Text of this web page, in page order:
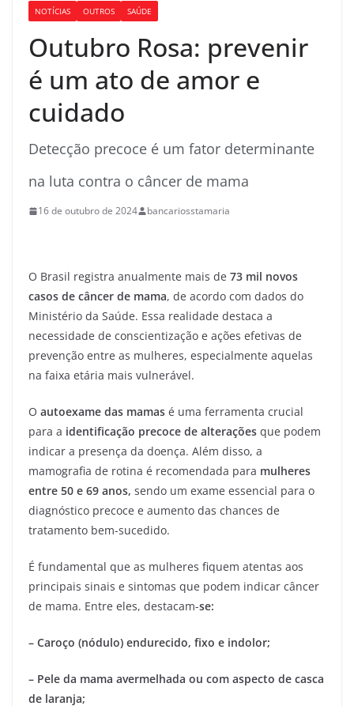
NOTÍCIAS OUTROS SAÚDE
Outubro Rosa: prevenir
é um ato de amor e
cuidado
Detecção precoce é um fator determinante
na luta contra o câncer de mama
16 de outubro de 2024 bancariosstamaria
O Brasil registra anualmente mais de 73 mil novos
casos de câncer de mama, de acordo com dados do
Ministério da Saúde. Essa realidade destaca a
necessidade de conscientização e ações efetivas de
prevenção entre as mulheres, especialmente aquelas
na faixa etária mais vulnerável.
O autoexame das mamas é uma ferramenta crucial
para a identificação precoce de alterações que podem
indicar a presença da doença. Além disso, a
mamografia de rotina é recomendada para mulheres
entre 50 e 69 anos, sendo um exame essencial para o
diagnóstico precoce e aumento das chances de
tratamento bem-sucedido.
É fundamental que as mulheres fiquem atentas aos
principais sinais e sintomas que podem indicar câncer
de mama. Entre eles, destacam-se:
– Caroço (nódulo) endurecido, fixo e indolor;
– Pele da mama avermelhada ou com aspecto de casca
de laranja;